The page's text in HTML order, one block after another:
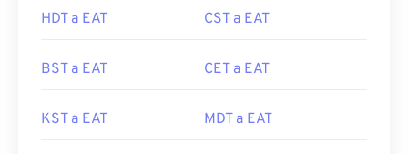
HDT a EAT CST a EAT
BST a EAT CET a EAT
KST a EAT MDT a EAT